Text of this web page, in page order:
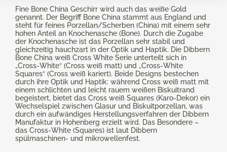
Fine Bone China Geschirr wird auch das weiße Gold
genannt. Der Begriff Bone China stammt aus England und
steht für feines Porzellan/Scherben (China) mit einem sehr
hohen Anteil an Knochenasche (Bone). Durch die Zugabe
der Knochenasche ist das Porzellan sehr stabil und
gleichzeitig hauchzart in der Optik und Haptik. Die Dibbern
Bone China weiß Cross White Serie unterteilt sich in
„Cross-White“ (Cross weiß matt) und „Cross-White
Squares“ (Cross weiß kariert). Beide Designs bestechen
durch ihre Optik und Haptik: während Cross weiß matt mit
einem schlichten und leicht rauem weißen Biskuitrand
begeistert, bietet das Cross weiß Squares (Karo-Dekor) ein
Wechselspiel zwischen Glasur und Biskuitporzellan, was
durch ein aufwändiges Herstellungsverfahren der Dibbern
Manufaktur in Hohenberg erzielt wird. Das Besondere –
das Cross-White (Squares) ist laut Dibbern
spülmaschinen- und mikrowellenfest.